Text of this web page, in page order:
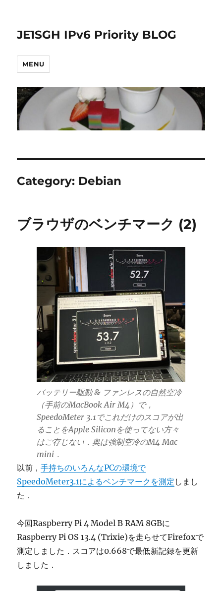
JE1SGH IPv6 Priority BLOG
MENU
Category: Debian
ブラウザのベンチマーク (2)
バッテリー駆動 & ファンレスの自然空冷
（手前のMacBook Air M4）で，
SpeedoMeter 3.1でこれだけのスコアが出
ることをApple Siliconを使ってない方々
はご存じない．奥は強制空冷のM4 Mac
mini．
以前，手持ちのいろんなPCの環境で
SpeedoMeter3.1によるベンチマークを測定 しまし
た．
今回Raspberry Pi 4 Model B RAM 8GBに
Raspberry Pi OS 13.4 (Trixie)を走らせてFirefoxで
測定しました．スコアは0.668で最低新記録を更新
しました．